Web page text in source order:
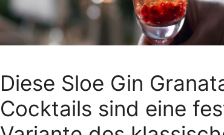
Diese Sloe Gin
Cocktails sind eine